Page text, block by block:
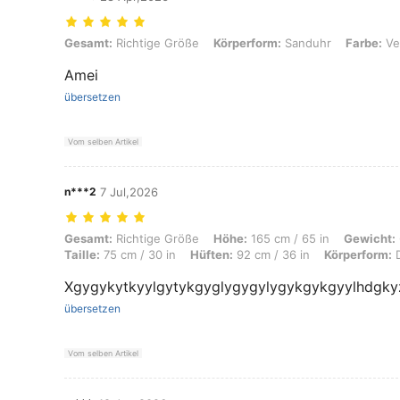
Gesamt: Richtige Größe, Körperform: Sanduhr, Farbe:
Gesamt: Richtige Größe Körperform: Sanduhr Farbe:
Amei
übersetzen
Vom selben Artikel
n***2 7 Jul,2026
Gesamt: Richtige Größe, Höhe: 165 cm / 65 in, Gewicht: 60 kg /
Gesamt: Richtige Größe Höhe: 165 cm / 65 in Gewicht:
Taille: 75 cm / 30 in Hüften: 92 cm / 36 in Körperform:
übersetzen
Vom selben Artikel